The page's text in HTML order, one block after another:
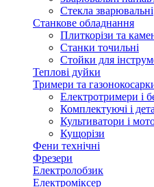
Стекла зварювальні
Станкове обладнання
Плиткорізи та
Станки точильні
Стойки для
Теплові дуйки
Тримери та
Електротримери і
Комплектуючі і
Культиватори і
Кущорізи
Фени технічні
Фрезери
Електролобзик
Електроміксер